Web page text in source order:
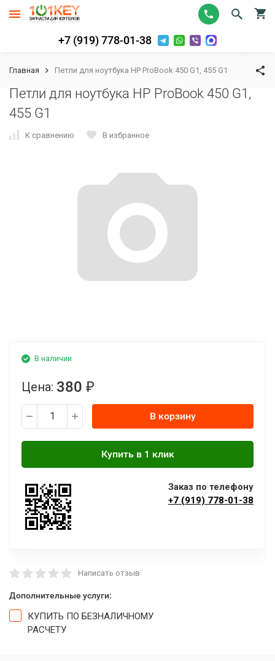
+7 (919) 778-01-38
Главная Петли для ноутбука HP ProBook 450 G1, 455 G1
Петли для ноутбука HP ProBook 450 G1,
455 G1
К сравнению В избранное
В наличии
Цена: 380 ₽
В корзину
Заказ по телефону
+7 (919) 778-01-38
Написать отзыв
Дополнительные услуги:
КУПИТЬ ПО БЕЗНАЛИЧНОМУ
РАСЧЕТУ